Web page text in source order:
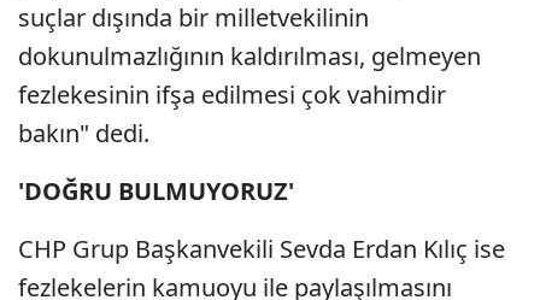
suçlar dışında bir milletvekilinin
dokunulmazlığının kaldırılması, gelmeyen
fezlekesinin ifşa edilmesi çok vahimdir
bakın" dedi.
'DOĞRU BULMUYORUZ'
CHP Grup Başkanvekili Sevda Erdan Kılıç ise
fezlekelerin kamuoyu ile paylaşılmasını